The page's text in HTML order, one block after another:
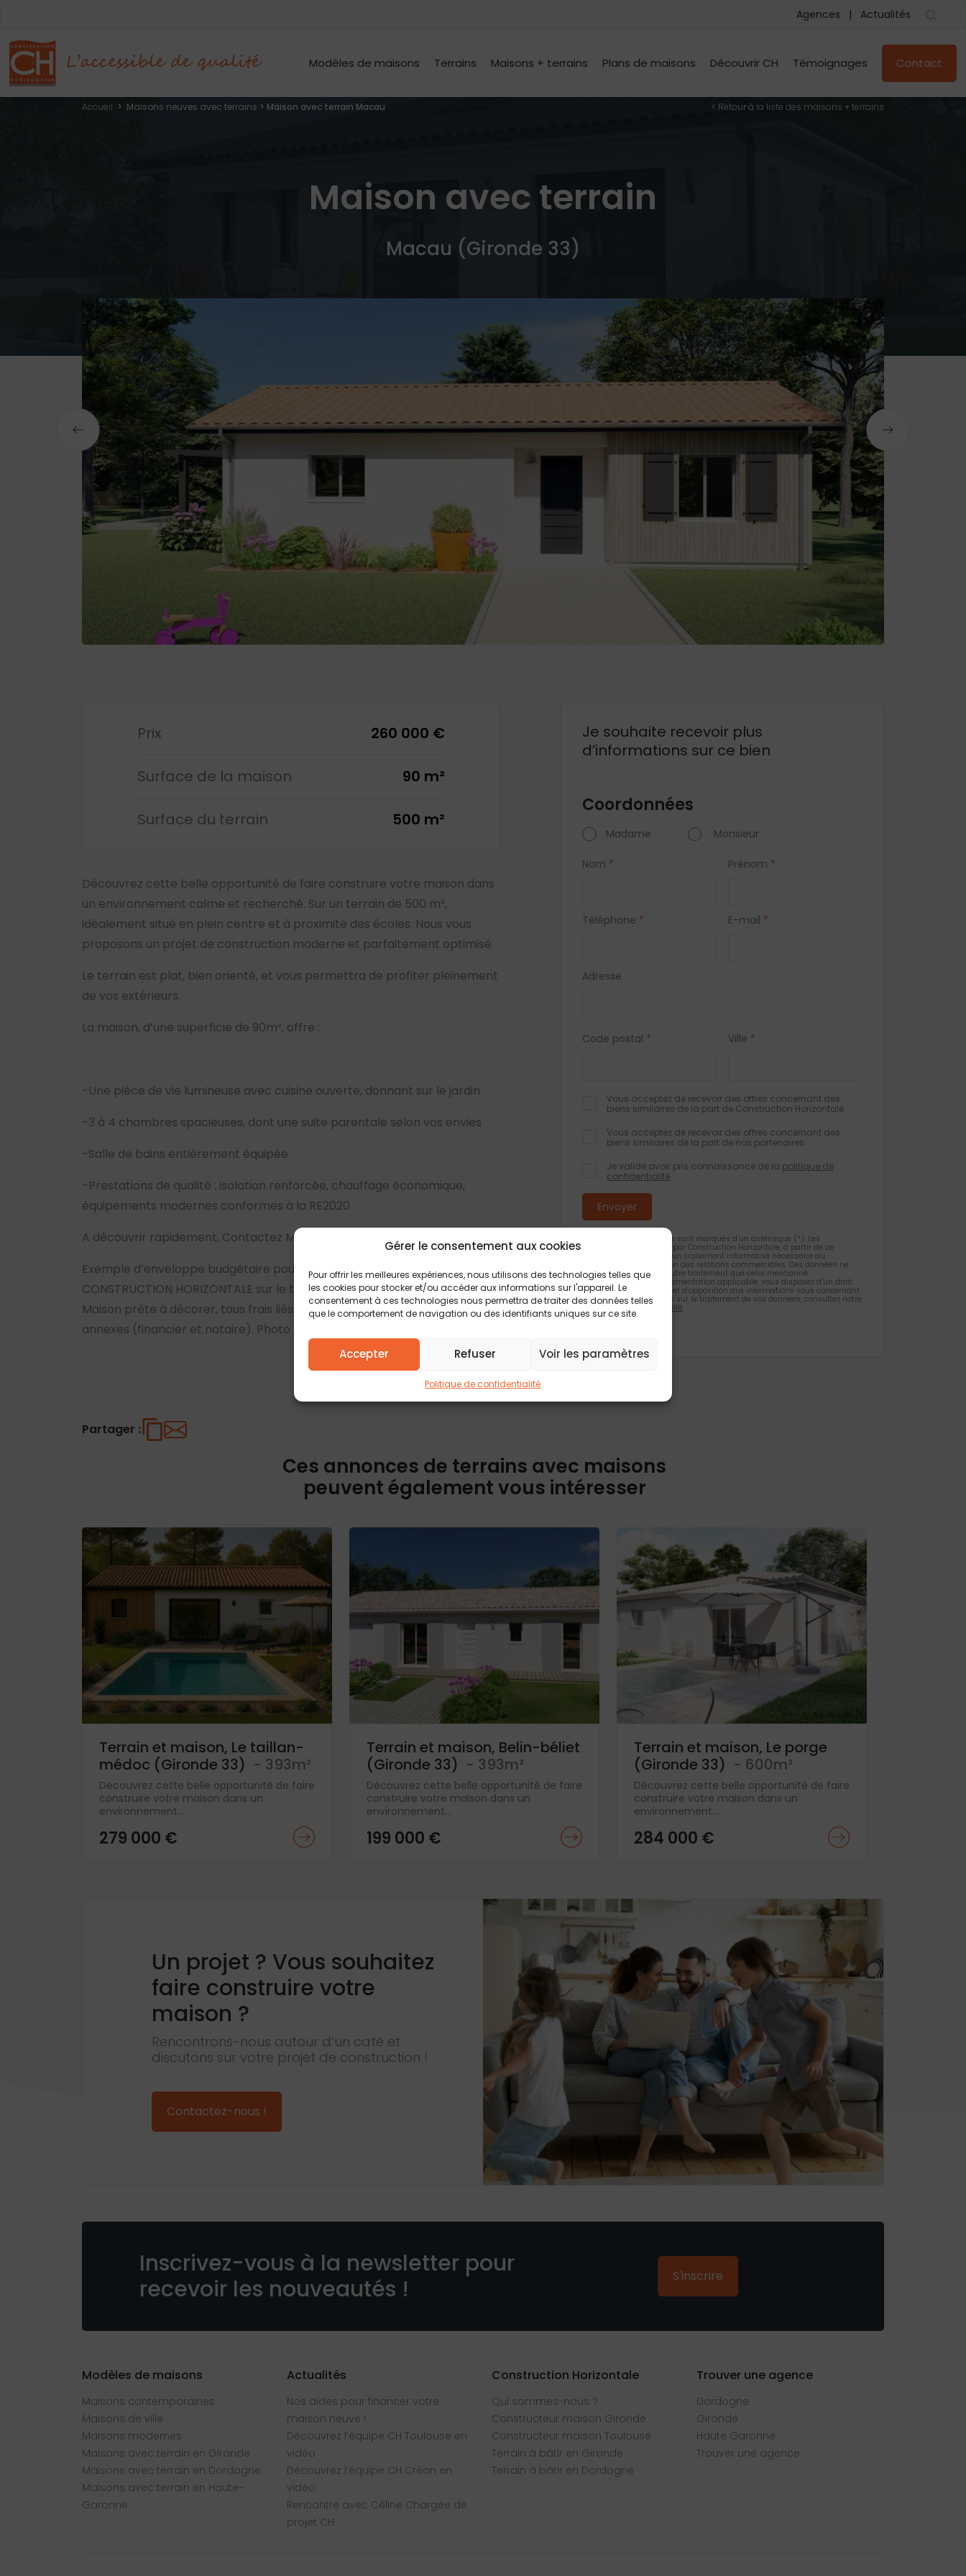
Gérer le consentement aux cookies
Pour offrir les meilleures expériences, nous utilisons des technologies telles que
les cookies pour stocker et/ou accéder aux informations sur l'appareil. Le
consentement à ces technologies nous permettra de traiter des données telles
que le comportement de navigation ou des identifiants uniques sur ce site.
Accepter Refuser Voir les paramètres
Politique de confidentialité
Agences Actualités
Modèles de maisons Terrains Maisons + terrains Plans de maisons Découvrir CH Témoignages Contact
Accueil > Maisons neuves avec terrains > Maison avec terrain Macau < Retour à la liste des maisons + terrains
Maison avec terrain
Macau (Gironde 33)
Prix 260 000 €
Surface de la maison 90 m²
Surface du terrain 500 m²
Découvrez cette belle opportunité de faire construire votre maison dans
un environnement calme et recherché. Sur un terrain de 500 m²,
idéalement situé en plein centre et à proximité des écoles. Nous vous
proposons un projet de construction moderne et parfaitement optimisé
Le terrain est plat, bien orienté, et vous permettra de profiter pleinement
de vos extérieurs.
La maison, d’une superficie de 90m², offre :
-Une pièce de vie lumineuse avec cuisine ouverte, donnant sur le jardin
-3 à 4 chambres spacieuses, dont une suite parentale selon vos envies
-Salle de bains entièrement équipée
-Prestations de qualité : isolation renforcée, chauffage économique,
équipements modernes conformes à la RE2020
A découvrir rapidement, Contactez Maxime Berthelot au O5.56.50.37.01
Exemple d’enveloppe budgétaire pour la réalisation d’une maison
CONSTRUCTION HORIZONTALE sur le terrain de nos partenaires fonciers.
Maison prête à décorer, tous frais liés à la structure compris hors frais
annexes (financier et notaire). Photo non contractuelle.
Partager :
Je souhaite recevoir plus
d’informations sur ce bien
Coordonnées
Madame Monsieur
Nom * Prénom *
Téléphone * E-mail *
Adresse
Code postal * Ville *
Vous acceptez de recevoir des offres concernant des
biens similaires de la part de Construction Horizontale
Vous acceptez de recevoir des offres concernant des
biens similaires de la part de nos partenaires
Je valide avoir pris connaissance de la politique de
confidentialité.
Les champs obligatoires sont marqués d’un astérisque (*). Les
informations recueillies par Construction Horizontale, à partir de ce
formulaire, font l’objet d’un traitement informatisé nécessaire au
traitement et à la gestion des relations commerciales. Ces données ne
feront pas l’objet d’un autre traitement que celui mentionné.
Conformément à la règlementation applicable, vous disposez d’un droit
d’accès, de rectification et d’opposition aux informations vous concernant.
Pour plus d’informations sur le traitement de vos données, consultez notre
politique de confidentialité
Ces annonces de terrains avec maisons
peuvent également vous intéresser
Terrain et maison, Le taillan-
médoc (Gironde 33) - 393m²
Découvrez cette belle opportunité de faire
construire votre maison dans un
environnement...
279 000 €
Terrain et maison, Belin-béliet
(Gironde 33) - 393m²
Découvrez cette belle opportunité de faire
construire votre maison dans un
environnement...
199 000 €
Terrain et maison, Le porge
(Gironde 33) - 600m²
Découvrez cette belle opportunité de faire
construire votre maison dans un
environnement...
284 000 €
Un projet ? Vous souhaitez
faire construire votre
maison ?
Rencontrons-nous autour d’un café et
discutons sur votre projet de construction !
Contactez-nous !
Inscrivez-vous à la newsletter pour
recevoir les nouveautés !
S'inscrire
Modèles de maisons
Maisons contemporaines
Maisons de ville
Maisons modernes
Maisons avec terrain en Gironde
Maisons avec terrain en Dordogne
Maisons avec terrain en Haute-
Garonne
Actualités
Nos aides pour financer votre
maison neuve !
Découvrez l’équipe CH Toulouse en
vidéo
Découvrez l’équipe CH Créon en
vidéo
Rencontre avec Céline Chargée de
projet CH
Construction Horizontale
Qui sommes-nous ?
Constructeur maison Gironde
Constructeur maison Toulouse
Terrain à bâtir en Gironde
Terrain à bâtir en Dordogne
Trouver une agence
Dordogne
Gironde
Haute Garonne
Trouver une agence